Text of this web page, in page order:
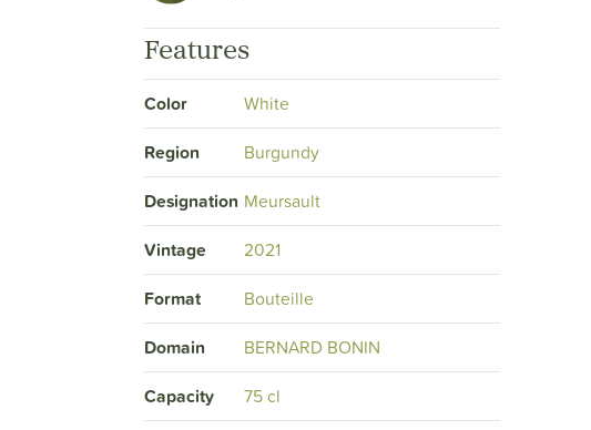
Features
Color White
Region Burgundy
Designation Meursault
Vintage 2021
Format Bouteille
Domain BERNARD BONIN
Capacity 75 cl